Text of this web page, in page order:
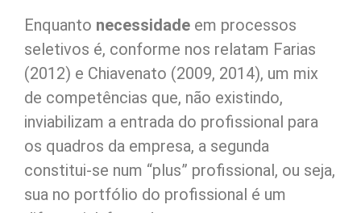
Enquanto necessidade em processos
seletivos é, conforme nos relatam Farias
(2012) e Chiavenato (2009, 2014), um mix
de competências que, não existindo,
inviabilizam a entrada do profissional para
os quadros da empresa, a segunda
constitui-se num “plus” profissional, ou seja,
sua no portfólio do profissional é um